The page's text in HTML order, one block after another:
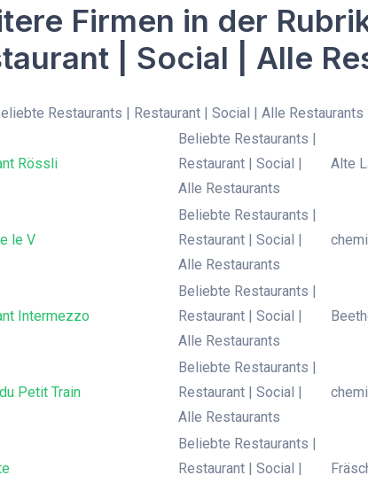
Firmen in der
| Social | Alle
Restaurants | Restaurant | Social | Alle Restaurants
Rössli
Beliebte Restaurants |
Restaurant | Social |
Alle Restaurants
Alte
le V
Beliebte Restaurants |
Restaurant | Social |
Alle Restaurants
Intermezzo
Beliebte Restaurants |
Restaurant | Social |
Alle Restaurants
Petit Train
Beliebte Restaurants |
Restaurant | Social |
Alle Restaurants
Beliebte Restaurants |
Restaurant | Social |